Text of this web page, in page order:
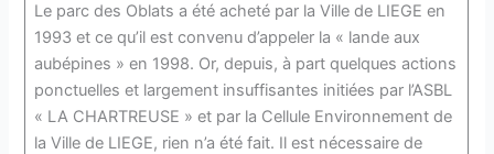
Le parc des Oblats a été acheté par la Ville de LIEGE en
1993 et ce qu’il est convenu d’appeler la « lande aux
aubépines » en 1998. Or, depuis, à part quelques actions
ponctuelles et largement insuffisantes initiées par l’ASBL
« LA CHARTREUSE » et par la Cellule Environnement de
la Ville de LIEGE, rien n’a été fait. Il est nécessaire de